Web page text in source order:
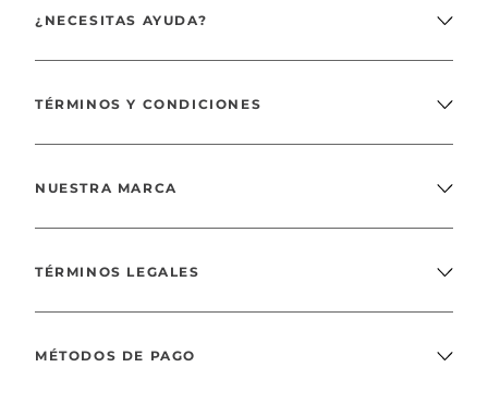
¿NECESITAS AYUDA?
TÉRMINOS Y CONDICIONES
NUESTRA MARCA
TÉRMINOS LEGALES
MÉTODOS DE PAGO